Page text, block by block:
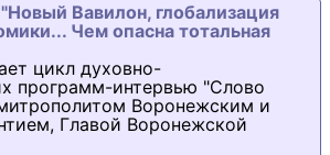
Вавилон, глобализация
Чем опасна тотальная
цикл духовно-
программ-интервью "Слово
Воронежским и
Главой Воронежской